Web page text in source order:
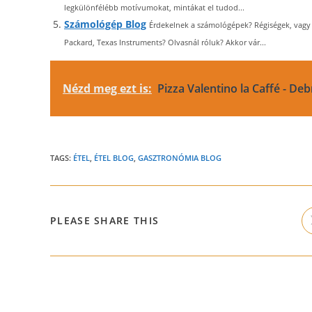
legkülönfélébb motívumokat, mintákat el tudod...
Számológép Blog Érdekelnek a számológépek? Régiségek,
Packard, Texas Instruments? Olvasnál róluk? Akkor vár...
Nézd meg ezt is: Pizza Valentino la Caffé -
TAGS: ÉTEL, ÉTEL BLOG, GASZTRONÓMIA BLOG
PLEASE SHARE THIS